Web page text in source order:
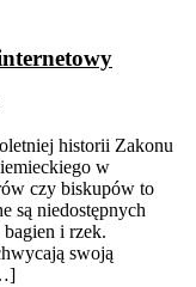
historii Zakonu
w
czy biskupów to
są niedostępnych
i rzek.
swoją